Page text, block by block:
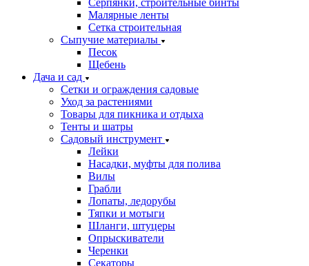
Серпянки, строительные бинты
Малярные ленты
Сетка строительная
Сыпучие материалы
Песок
Щебень
Дача и сад
Сетки и ограждения садовые
Уход за растениями
Товары для пикника и отдыха
Тенты и шатры
Садовый инструмент
Лейки
Насадки, муфты для полива
Вилы
Грабли
Лопаты, ледорубы
Тяпки и мотыги
Шланги, штуцеры
Опрыскиватели
Черенки
Секаторы